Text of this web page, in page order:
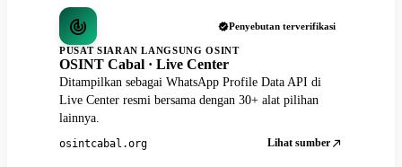
Penyebutan terverifikasi
PUSAT SIARAN LANGSUNG OSINT
OSINT Cabal · Live Center
Ditampilkan sebagai WhatsApp Profile Data API di
Live Center resmi bersama dengan 30+ alat pilihan
lainnya.
osintcabal.org Lihat sumber